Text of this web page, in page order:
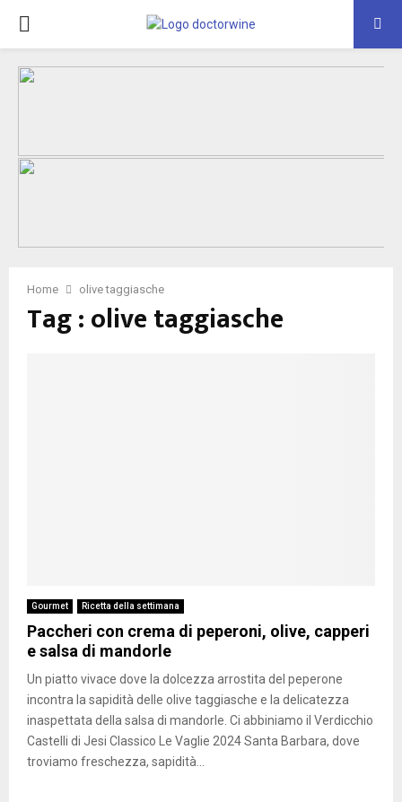
PRIMARY
MENU
Home olive taggiasche
Tag : olive taggiasche
Gourmet Ricetta della settimana
Paccheri con crema di peperoni, olive, capperi
e salsa di mandorle
Un piatto vivace dove la dolcezza arrostita del peperone
incontra la sapidità delle olive taggiasche e la delicatezza
inaspettata della salsa di mandorle. Ci abbiniamo il Verdicchio
Castelli di Jesi Classico Le Vaglie 2024 Santa Barbara, dove
troviamo freschezza, sapidità...